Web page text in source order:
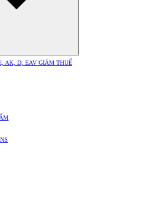
AK, D, EAV GIẢM THUẾ